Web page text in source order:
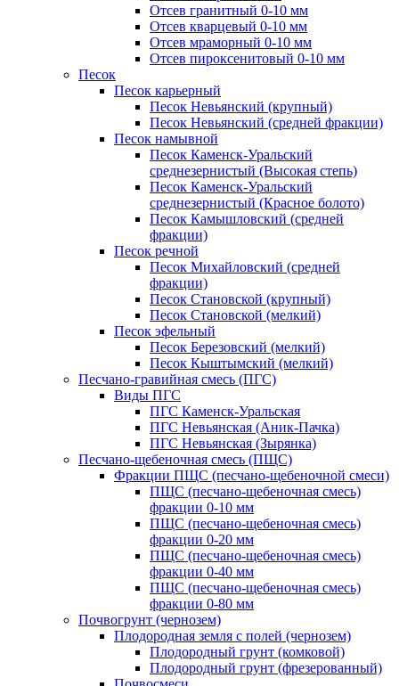
Отсев гранитный 0-10 мм
Отсев кварцевый 0-10 мм
Отсев мраморный 0-10 мм
Отсев пироксенитовый 0-10 мм
Песок
Песок карьерный
Песок Невьянский (крупный)
Песок Невьянский (средней фракции)
Песок намывной
Песок Каменск-Уральский
среднезернистый (Высокая степь)
Песок Каменск-Уральский
среднезернистый (Красное болото)
Песок Камышловский (средней
фракции)
Песок речной
Песок Михайловский (средней
фракции)
Песок Становской (крупный)
Песок Становской (мелкий)
Песок эфельный
Песок Березовский (мелкий)
Песок Кыштымский (мелкий)
Песчано-гравийная смесь (ПГС)
Виды ПГС
ПГС Каменск-Уральская
ПГС Невьянская (Аник-Пачка)
ПГС Невьянская (Зырянка)
Песчано-щебеночная смесь (ПЩС)
Фракции ПЩС (песчано-щебеночной смеси)
ПЩС (песчано-щебеночная смесь)
фракции 0-10 мм
ПЩС (песчано-щебеночная смесь)
фракции 0-20 мм
ПЩС (песчано-щебеночная смесь)
фракции 0-40 мм
ПЩС (песчано-щебеночная смесь)
фракции 0-80 мм
Почвогрунт (чернозем)
Плодородная земля с полей (чернозем)
Плодородный грунт (комковой)
Плодородный грунт (фрезерованный)